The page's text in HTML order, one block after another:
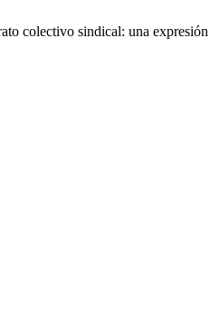
colectivo sindical: una